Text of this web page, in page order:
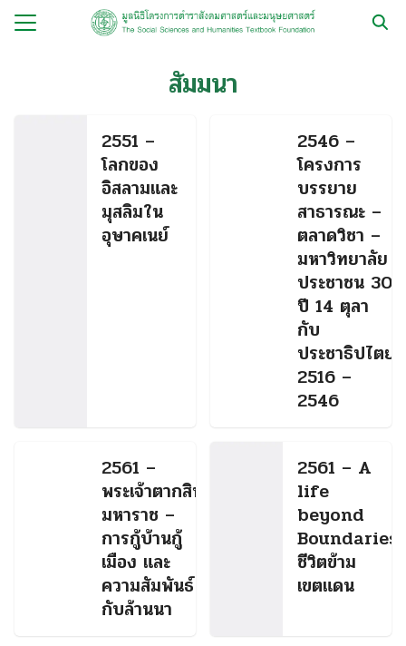
Skip
สัมมนา
2551 –
โลกของ
อิสลามและ
มุสลิมใน
อุษาคเนย์
2546 –
โครงการ
บรรยาย
สาธารณะ –
ตลาดวิชา –
มหาวิทยาลัย
ประชาชน 30
ปี 14 ตุลา
กับ
ประชาธิปไตย
2516 –
2546
2561 –
พระเจ้าตากสิน
มหาราช –
การกู้บ้านกู้
เมือง และ
ความสัมพันธ์
กับล้านนา
2561 – A
life
beyond
Boundaries
ชีวิตข้าม
เขตแดน